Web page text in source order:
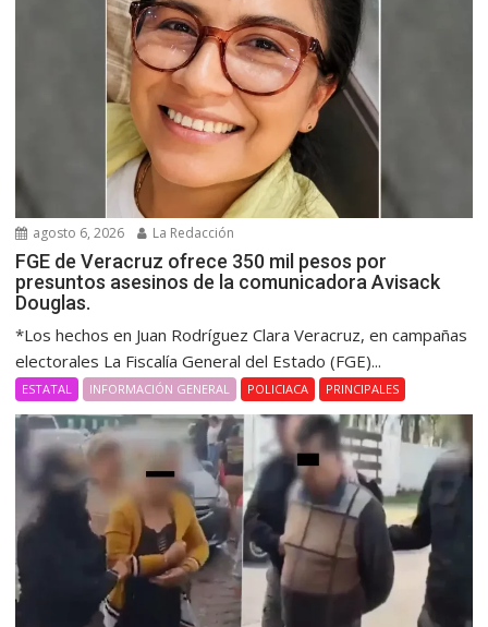
agosto 6, 2026 La Redacción
FGE de Veracruz ofrece 350 mil pesos por
presuntos asesinos de la comunicadora Avisack
Douglas.
*Los hechos en Juan Rodríguez Clara Veracruz, en campañas
electorales La Fiscalía General del Estado (FGE)...
ESTATAL INFORMACIÓN GENERAL POLICIACA PRINCIPALES